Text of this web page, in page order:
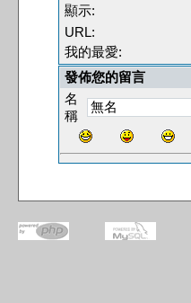
顯示:
URL:
我的最愛:
發佈您的留言
名
稱